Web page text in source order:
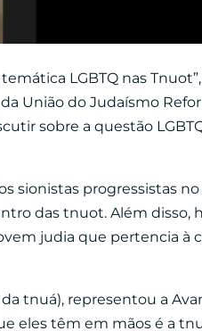
LGBTQ nas
União do Judaísmo
sobre a questão
sionistas progressistas no
das tnuot. Além disso,
judia que pertencia à
tnuá), representou a
eles têm em mãos é a